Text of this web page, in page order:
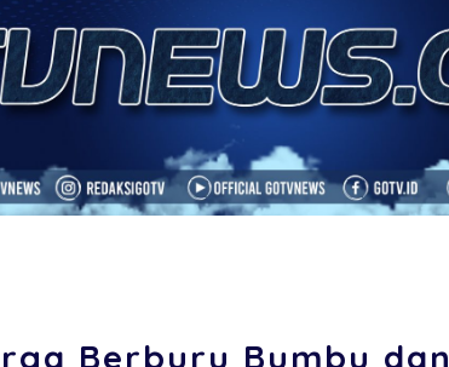
Berburu Bumbu dan